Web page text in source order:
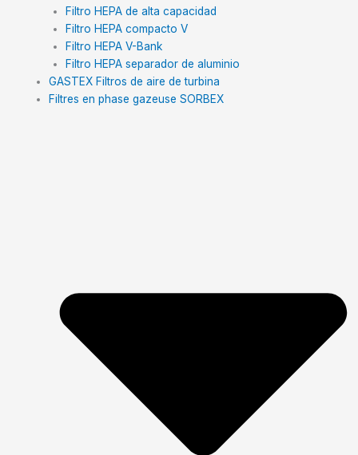
Filtro HEPA de alta capacidad
Filtro HEPA compacto V
Filtro HEPA V-Bank
Filtro HEPA separador de aluminio
GASTEX Filtros de aire de turbina
Filtres en phase gazeuse SORBEX